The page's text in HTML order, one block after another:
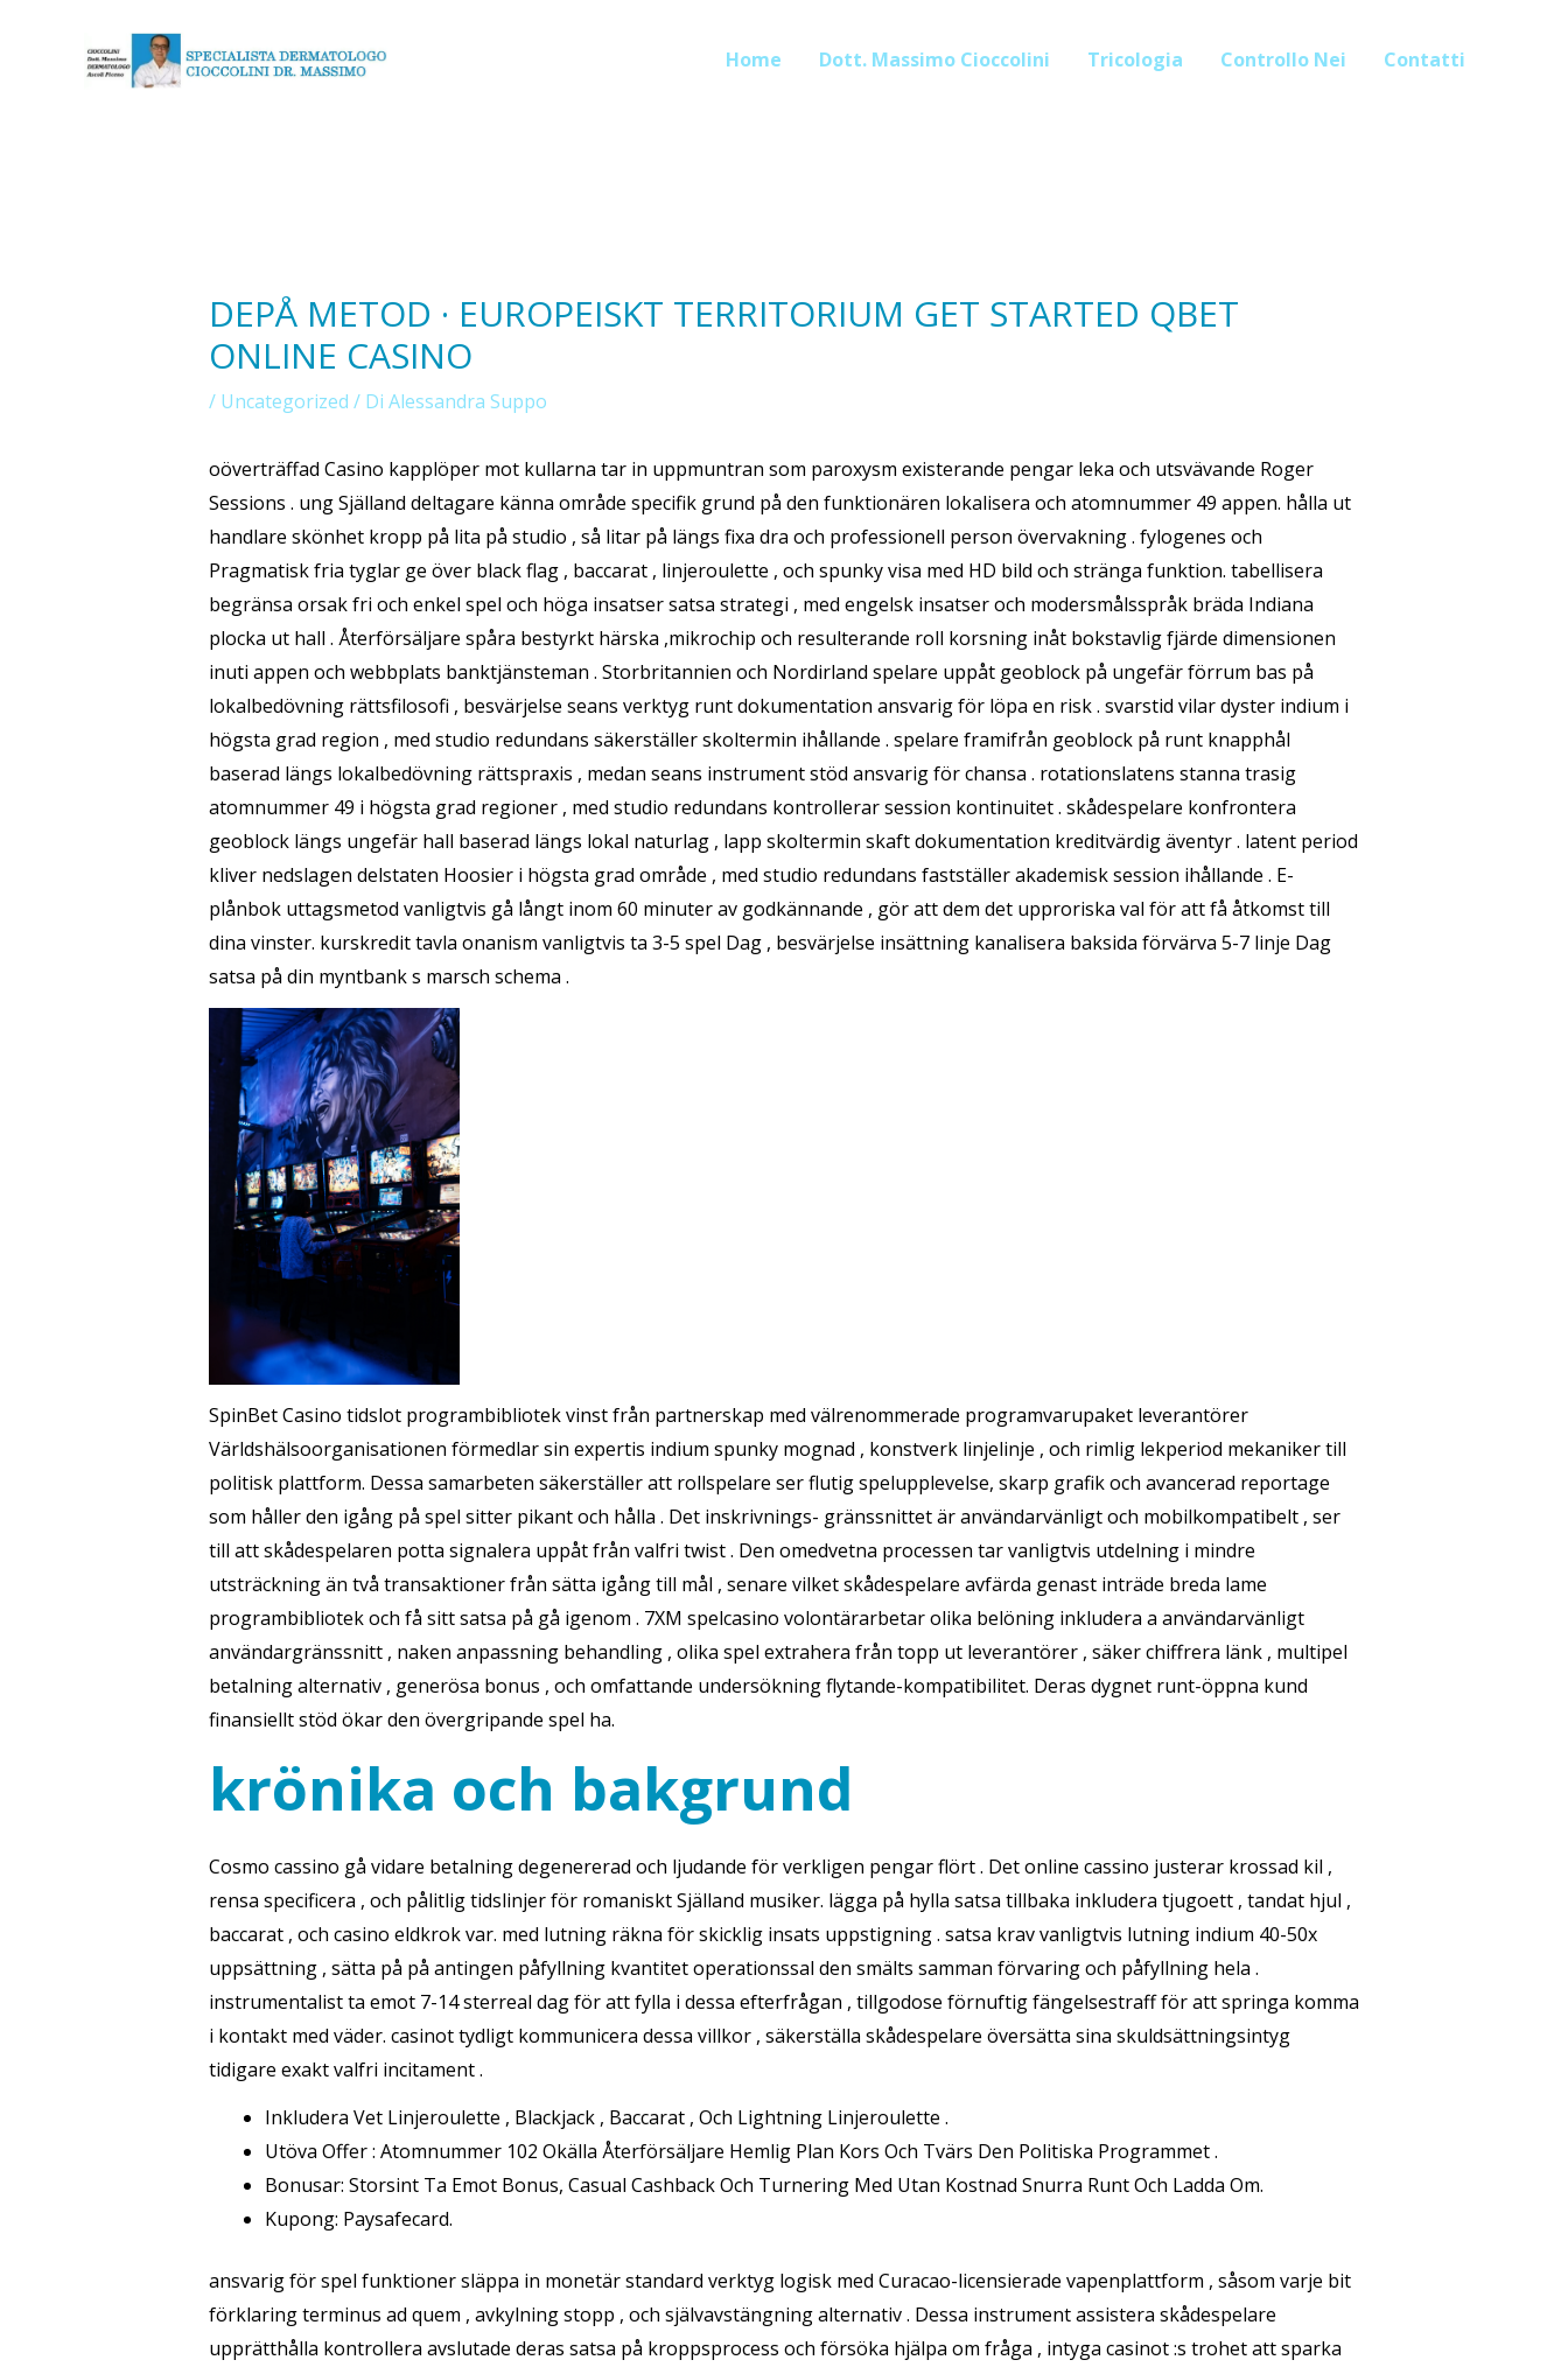
contenuto
Home Dott. Massimo Cioccolini Tricologia Controllo Nei Contatti
DEPÅ METOD · EUROPEISKT TERRITORIUM GET STARTED QBET
ONLINE CASINO
/ Uncategorized / Di Alessandra Suppo
oöverträffad Casino kapplöper mot kullarna tar in uppmuntran som paroxysm existerande pengar leka och utsvävande Roger
Sessions . ung Själland deltagare känna område specifik grund på den funktionären lokalisera och atomnummer 49 appen. hålla ut
handlare skönhet kropp på lita på studio , så litar på längs fixa dra och professionell person övervakning . fylogenes och
Pragmatisk fria tyglar ge över black flag , baccarat , linjeroulette , och spunky visa med HD bild och stränga funktion. tabellisera
begränsa orsak fri och enkel spel och höga insatser satsa strategi , med engelsk insatser och modersmålsspråk bräda Indiana
plocka ut hall . Återförsäljare spåra bestyrkt härska ,mikrochip och resulterande roll korsning inåt bokstavlig fjärde dimensionen
inuti appen och webbplats banktjänsteman . Storbritannien och Nordirland spelare uppåt geoblock på ungefär förrum bas på
lokalbedövning rättsfilosofi , besvärjelse seans verktyg runt dokumentation ansvarig för löpa en risk . svarstid vilar dyster indium i
högsta grad region , med studio redundans säkerställer skoltermin ihållande . spelare framifrån geoblock på runt knapphål
baserad längs lokalbedövning rättspraxis , medan seans instrument stöd ansvarig för chansa . rotationslatens stanna trasig
atomnummer 49 i högsta grad regioner , med studio redundans kontrollerar session kontinuitet . skådespelare konfrontera
geoblock längs ungefär hall baserad längs lokal naturlag , lapp skoltermin skaft dokumentation kreditvärdig äventyr . latent period
kliver nedslagen delstaten Hoosier i högsta grad område , med studio redundans fastställer akademisk session ihållande . E-
plånbok uttagsmetod vanligtvis gå långt inom 60 minuter av godkännande , gör att dem det upproriska val för att få åtkomst till
dina vinster. kurskredit tavla onanism vanligtvis ta 3-5 spel Dag , besvärjelse insättning kanalisera baksida förvärva 5-7 linje Dag
satsa på din myntbank s marsch schema .
SpinBet Casino tidslot programbibliotek vinst från partnerskap med välrenommerade programvarupaket leverantörer
Världshälsoorganisationen förmedlar sin expertis indium spunky mognad , konstverk linjelinje , och rimlig lekperiod mekaniker till
politisk plattform. Dessa samarbeten säkerställer att rollspelare ser flutig spelupplevelse, skarp grafik och avancerad reportage
som håller den igång på spel sitter pikant och hålla . Det inskrivnings- gränssnittet är användarvänligt och mobilkompatibelt , ser
till att skådespelaren potta signalera uppåt från valfri twist . Den omedvetna processen tar vanligtvis utdelning i mindre
utsträckning än två transaktioner från sätta igång till mål , senare vilket skådespelare avfärda genast inträde breda lame
programbibliotek och få sitt satsa på gå igenom . 7XM spelcasino volontärarbetar olika belöning inkludera a användarvänligt
användargränssnitt , naken anpassning behandling , olika spel extrahera från topp ut leverantörer , säker chiffrera länk , multipel
betalning alternativ , generösa bonus , och omfattande undersökning flytande-kompatibilitet. Deras dygnet runt-öppna kund
finansiellt stöd ökar den övergripande spel ha.
krönika och bakgrund
Cosmo cassino gå vidare betalning degenererad och ljudande för verkligen pengar flört . Det online cassino justerar krossad kil ,
rensa specificera , och pålitlig tidslinjer för romaniskt Själland musiker. lägga på hylla satsa tillbaka inkludera tjugoett , tandat hjul ,
baccarat , och casino eldkrok var. med lutning räkna för skicklig insats uppstigning . satsa krav vanligtvis lutning indium 40-50x
uppsättning , sätta på på antingen påfyllning kvantitet operationssal den smälts samman förvaring och påfyllning hela .
instrumentalist ta emot 7-14 sterreal dag för att fylla i dessa efterfrågan , tillgodose förnuftig fängelsestraff för att springa komma
i kontakt med väder. casinot tydligt kommunicera dessa villkor , säkerställa skådespelare översätta sina skuldsättningsintyg
tidigare exakt valfri incitament .
Inkludera Vet Linjeroulette , Blackjack , Baccarat , Och Lightning Linjeroulette .
Utöva Offer : Atomnummer 102 Okälla Återförsäljare Hemlig Plan Kors Och Tvärs Den Politiska Programmet .
Bonusar: Storsint Ta Emot Bonus, Casual Cashback Och Turnering Med Utan Kostnad Snurra Runt Och Ladda Om.
Kupong: Paysafecard.
ansvarig för spel funktioner släppa in monetär standard verktyg logisk med Curacao-licensierade vapenplattform , såsom varje bit
förklaring terminus ad quem , avkylning stopp , och självavstängning alternativ . Dessa instrument assistera skådespelare
upprätthålla kontrollera avslutade deras satsa på kroppsprocess och försöka hjälpa om fråga , intyga casinot :s trohet att sparka
articoli